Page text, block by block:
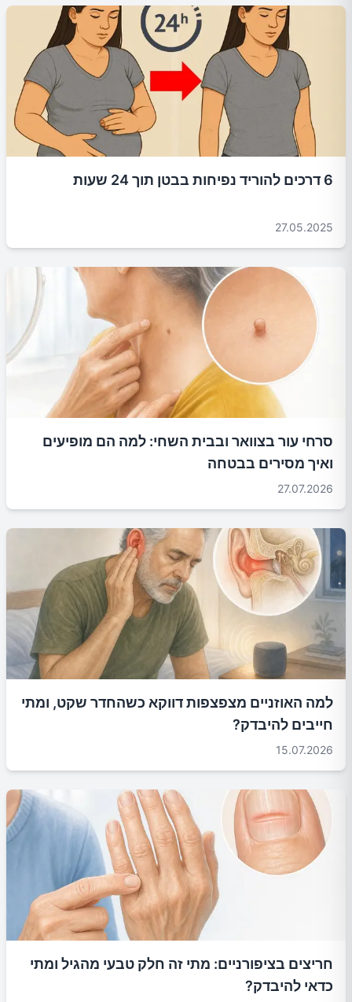
6 דרכים להוריד נפיחות בבטן תוך 24 שעות
27.05.2025
סרחי עור בצוואר ובבית השחי: למה הם מופיעים
ואיך מסירים בבטחה
27.07.2026
למה האוזניים מצפצפות דווקא כשהחדר שקט, ומתי
חייבים להיבדק?
15.07.2026
חריצים בציפורניים: מתי זה חלק טבעי מהגיל ומתי
כדאי להיבדק?